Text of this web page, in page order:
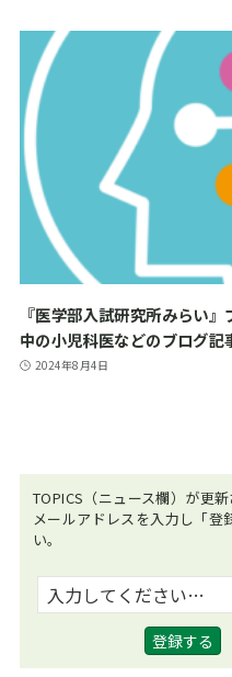
『医学部入試研究所みらい
中の小児科医などのブログ記
2024年8月4日
TOPICS（ニュース欄）が更
メールアドレスを入力し「登
い。